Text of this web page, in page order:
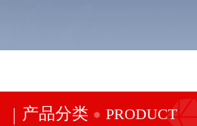
产品分类 PRODUCT